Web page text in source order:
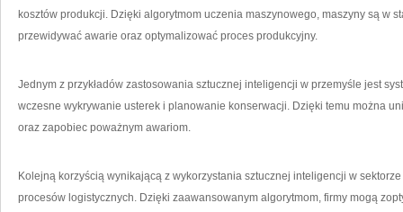
kosztów produkcji. Dzięki algorytmom uczenia maszynowego, maszyny są w⁣
przewidywać awarie oraz optymalizować proces produkcyjny.
Jednym z przykładów zastosowania sztucznej inteligencji w przemyśle jest
wczesne wykrywanie usterek i planowanie konserwacji. Dzięki temu można
oraz zapobiec poważnym awariom.
Kolejną korzyścią wynikającą z wykorzystania sztucznej inteligencji w
procesów logistycznych. Dzięki zaawansowanym algorytmom, firmy mogą